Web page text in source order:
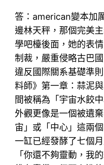
答：american變本加
邊林天秤，那個完美
學吧檯後面，她的表
制裁，嚴重侵略古巴
違反國際關系基礎準
料師》第一章：蒜泥
間被稱為「宇宙水餃
外觀更像是一個被遺
宙」或「中心」這兩
一缸已經發酵了七個
「你還不夠靈動，我